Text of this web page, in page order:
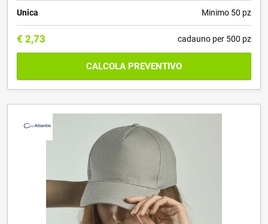
Unica Minimo 50 pz
€ 2,73 cadauno per 500 pz
CALCOLA PREVENTIVO